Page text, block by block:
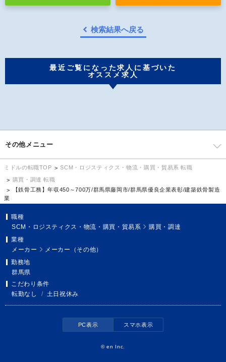
検索結果へ戻る
最近ご覧になった求人に基づいた
オススメ求人
その他メニュー
ミドルの転職TOP
SCM・ロジスティクス・物流・購買・貿易系 転職
購買・調達 転職
【鉄骨工務】年収450～700万/群馬県藤岡市/群馬県優良企業表彰/建築鉄骨製造
業
職種
SCM・ロジスティクス・物流・購買・貿易系
購買・調達
業種
メーカー
メーカー（その他）
勤務地
群馬県
こだわり条件
転勤なし
/ 土日祝休み
PC表示 スマホ表示
©en Inc.